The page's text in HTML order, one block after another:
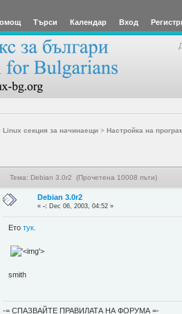
Търси Календар Вход
Linux секция за начинаещи> Настройка на
Тема: Debian 3.0r2 (Прочетена 10008 пъти)
Debian 3.0r2
«-: Dec 06, 2003, 04:52 »
Етотук.
'>
smith
-= СПАЗВАЙТЕ ПРАВИЛАТА НА ФОРУМА =-